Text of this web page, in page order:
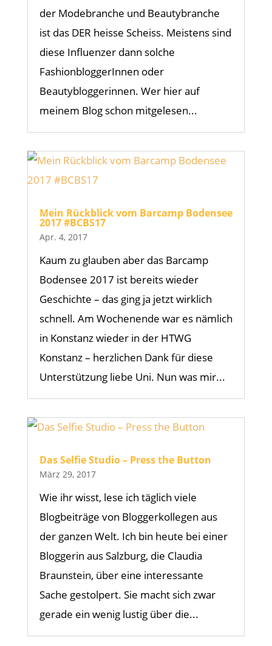
der Modebranche und Beautybranche
ist das DER heisse Scheiss. Meistens sind
diese Influenzer dann solche
FashionbloggerInnen oder
Beautybloggerinnen. Wer hier auf
meinem Blog schon mitgelesen...
Mein Rückblick vom Barcamp Bodensee
2017 #BCBS17
Apr. 4, 2017
Kaum zu glauben aber das Barcamp
Bodensee 2017 ist bereits wieder
Geschichte – das ging ja jetzt wirklich
schnell. Am Wochenende war es nämlich
in Konstanz wieder in der HTWG
Konstanz – herzlichen Dank für diese
Unterstützung liebe Uni. Nun was mir...
Das Selfie Studio – Press the Button
März 29, 2017
Wie ihr wisst, lese ich täglich viele
Blogbeiträge von Bloggerkollegen aus
der ganzen Welt. Ich bin heute bei einer
Bloggerin aus Salzburg, die Claudia
Braunstein, über eine interessante
Sache gestolpert. Sie macht sich zwar
gerade ein wenig lustig über die...